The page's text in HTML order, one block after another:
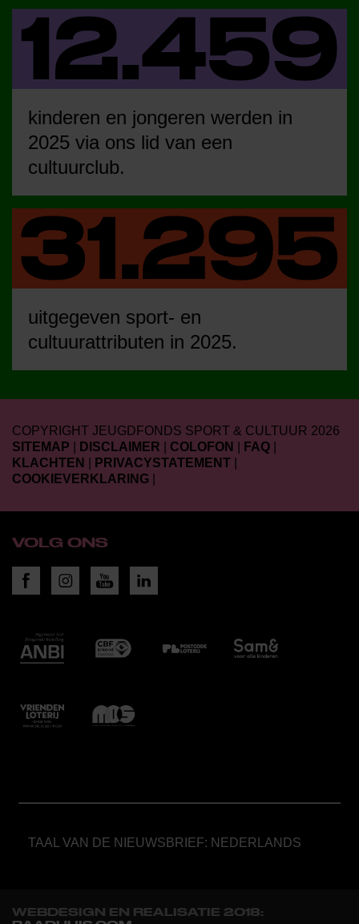
kinderen en jongeren werden in
2025 via ons lid van een
cultuurclub.
uitgegeven sport- en
cultuurattributen in 2025.
COPYRIGHT JEUGDFONDS SPORT & CULTUUR 2026
SITEMAP
DISCLAIMER COLOFON FAQ
KLACHTEN
PRIVACYSTATEMENT
COOKIEVERKLARING
VOLG ONS
TAAL VAN DE NIEUWSBRIEF: NEDERLANDS
WEBDESIGN EN REALISATIE 2018: